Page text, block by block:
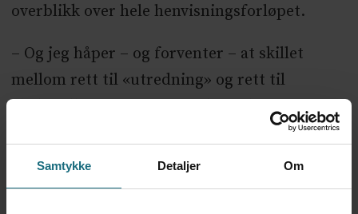
Samtykke Detaljer Om
overblikk over hele henvisningsforløpet.
– Og jeg håper – og forventer – at skillet
mellom rett til «utredning» og rett til
«behandling» fjernes, sier han til Dagens